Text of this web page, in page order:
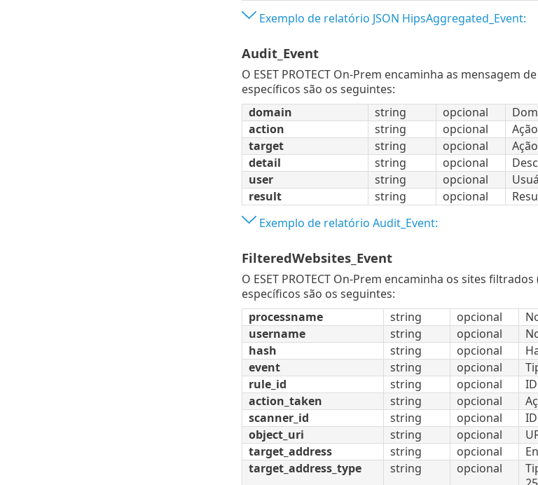
Exemplo de relatório JSON HipsAggregated_Event:
Audit_Event
O ESET PROTECT On-Prem encaminha as mensagem de
específicos são os seguintes:
domain
string opcional
action
string opcional
target
string opcional
detail
string opcional
user
string opcional
result
string opcional
Exemplo de relatório Audit_Event:
FilteredWebsites_Event
O ESET PROTECT On-Prem encaminha os sites
específicos são os seguintes:
processname
string opcional
username
string opcional
hash
string opcional
event
string opcional
rule_id
string opcional
action_taken
string opcional
scanner_id
string opcional
object_uri
string opcional
target_address
string opcional
target_address_type
string opcional